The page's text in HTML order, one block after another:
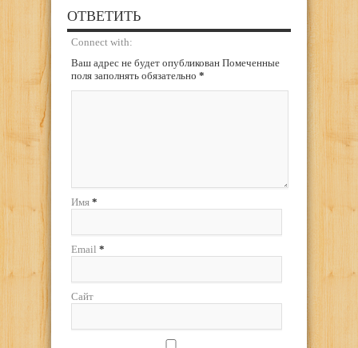
ОТВЕТИТЬ
Connect with:
Ваш адрес не будет опубликован Помеченные
поля заполнять обязательно *
Имя *
Email *
Сайт